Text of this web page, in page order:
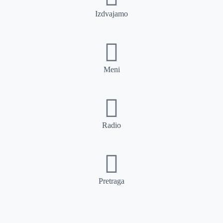
Izdvajamo
Meni
Radio
Pretraga